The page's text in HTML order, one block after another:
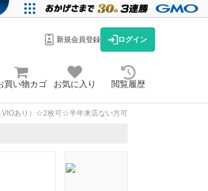
新規会員登録 ログイン
買い物カゴ お気に入り 閲覧履歴
VIOあり）☆2枚可☆半年来店ない方可